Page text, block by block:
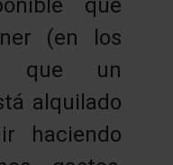
que
(en los
que un
alquilado
haciendo